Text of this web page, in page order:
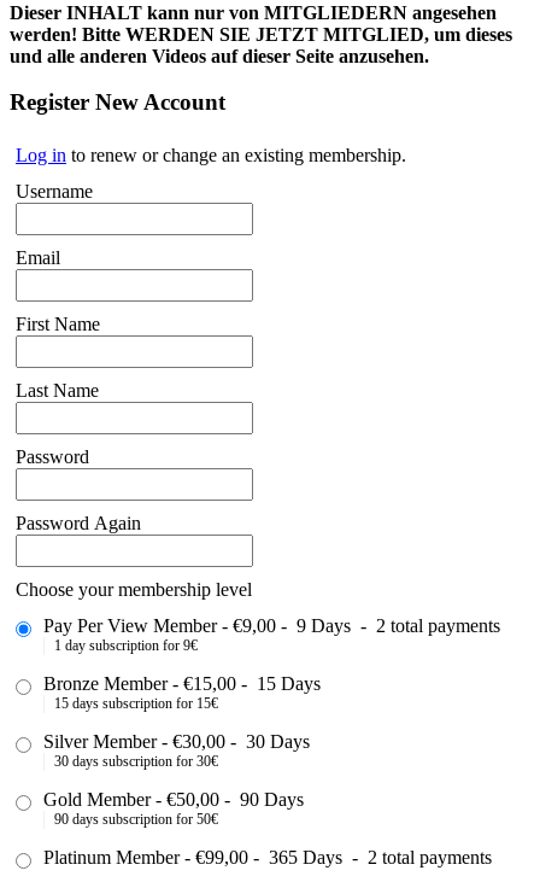
Dieser INHALT kann nur von MITGLIEDERN angesehen
werden! Bitte WERDEN SIE JETZT MITGLIED, um dieses
und alle anderen Videos auf dieser Seite anzusehen.
Register New Account
Log in to renew or change an existing membership.
Username
Email
First Name
Last Name
Password
Password Again
Choose your membership level
Pay Per View Member- €9,00 - 9 Days - 2 total payments
1 day subscription for 9€
Bronze Member- €15,00 - 15 Days
15 days subscription for 15€
Silver Member- €30,00 - 30 Days
30 days subscription for 30€
Gold Member- €50,00 - 90 Days
90 days subscription for 50€
Platinum Member- €99,00 - 365 Days - 2 total payments